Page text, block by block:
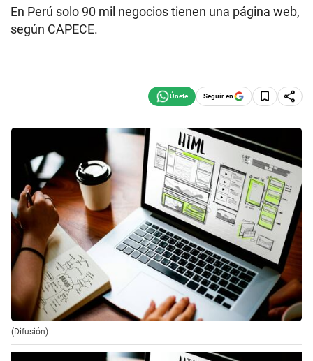
En Perú solo 90 mil negocios tienen una página web,
según CAPECE.
Seguir en
(Difusión)